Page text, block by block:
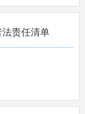
法责任清单